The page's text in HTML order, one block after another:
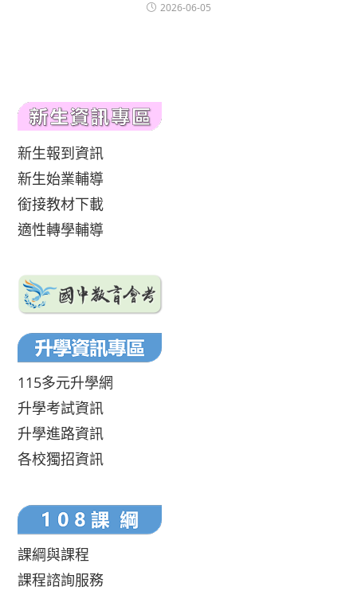
2026-06-05
新生報到資訊
新生始業輔導
銜接教材下載
適性轉學輔導
115多元升學網
升學考試資訊
升學進路資訊
各校獨招資訊
課綱與課程
課程諮詢服務